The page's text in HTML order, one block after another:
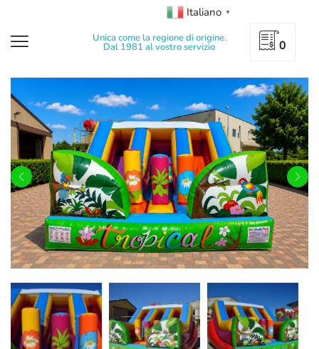
Italiano ▼
Unica come la regione di origine.
Dal 1981 al vostro servizio 0